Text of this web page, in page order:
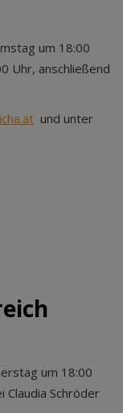
um 18:00
Uhr, anschließend
und unter
um 18:00
Claudia Schröder